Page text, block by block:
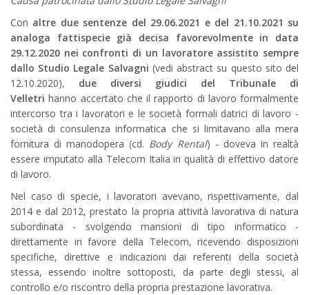
Con altre due sentenze del 29.06.2021 e del 21.10.2021 su
analoga fattispecie già decisa favorevolmente in data
29.12.2020 nei confronti di un lavoratore assistito sempre
dallo Studio Legale Salvagni (vedi abstract su questo sito del
12.10.2020), due diversi giudici del Tribunale di
Velletri hanno accertato che il rapporto di lavoro formalmente
intercorso tra i lavoratori e le società formali datrici di lavoro -
società di consulenza informatica che si limitavano alla mera
fornitura di manodopera (cd. Body Rental) - doveva in realtà
essere imputato alla Telecom Italia in qualità di effettivo datore
di lavoro.
Nel caso di specie, i lavoratori avevano, rispettivamente, dal
2014 e dal 2012, prestato la propria attività lavorativa di natura
subordinata - svolgendo mansioni di tipo informatico -
direttamente in favore della Telecom, ricevendo disposizioni
specifiche, direttive e indicazioni dai referenti della società
stessa, essendo inoltre sottoposti, da parte degli stessi, al
controllo e/o riscontro della propria prestazione lavorativa.